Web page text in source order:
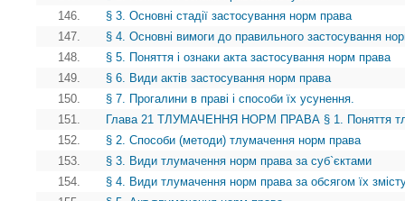
146.
§ 3. Основні стадії застосування норм права
147.
§ 4. Основні вимоги до правильного застосування
148.
§ 5. Поняття і ознаки акта застосування норм права
149.
§ 6. Види актів застосування норм права
150.
§ 7. Прогалини в праві і способи їх усунення.
151.
Глава 21 ТЛУМАЧЕННЯ НОРМ ПРАВА § 1. Поняття
152.
§ 2. Способи (методи) тлумачення норм права
153.
§ 3. Види тлумачення норм права за суб`єктами
154.
§ 4. Види тлумачення норм права за обсягом їх